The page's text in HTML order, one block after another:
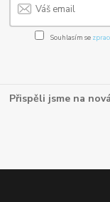
Souhlasím se
Přispěli jsme na